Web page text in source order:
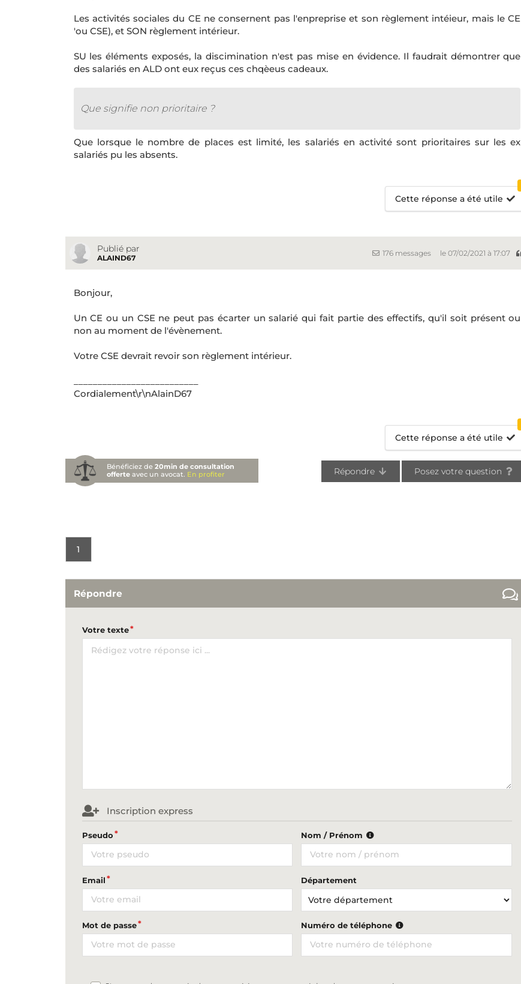
Les activités sociales du CE ne consernent pas l'enpreprise et son règlement intéieur, mais le CE
'ou CSE), et SON règlement intérieur.
SU les éléments exposés, la discimination n'est pas mise en évidence. Il faudrait démontrer que
des salariés en ALD ont eux reçus ces chqèeus cadeaux.
Que signifie non prioritaire ?
Que lorsque le nombre de places est limité, les salariés en activité sont prioritaires sur les ex
salariés pu les absents.
Cette réponse a été utile
Publié par
ALAIND67
176 messages le 07/02/2021 à 17:07
Bonjour,
Un CE ou un CSE ne peut pas écarter un salarié qui fait partie des effectifs, qu'il soit présent ou
non au moment de l'évènement.
Votre CSE devrait revoir son règlement intérieur.
Cordialement\r\nAlainD67
Cette réponse a été utile
Bénéficiez de20min de consultation
offerte avec un avocat. En profiter Répondre Posez votre question
1
Répondre
Votre texte
Inscription express
Pseudo Nom / Prénom
Email Département
Mot de passe Numéro de téléphone